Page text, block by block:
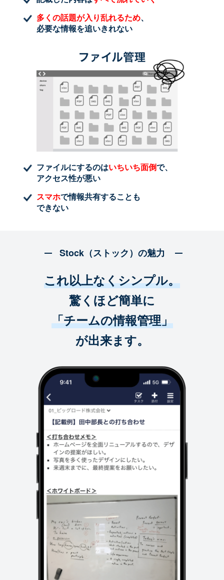
多くの話題が入り乱れるため、
必要な情報を追いきれない
ファイルにするのはいちいち面倒で、
アクセス性が悪い
スマホで情報共有することも
できない
Stock（ストック）の魅力
これ以上なくシンプル。
驚くほど簡単に
「チームの情報管理」
が出来ます。